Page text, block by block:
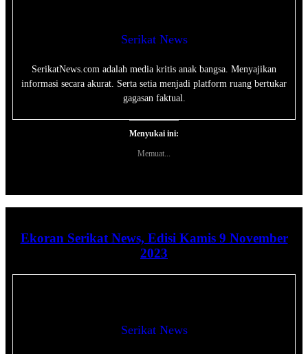
Serikat News
SerikatNews.com adalah media kritis anak bangsa. Menyajikan
informasi secara akurat. Serta setia menjadi platform ruang bertukar
gagasan faktual.
Menyukai ini:
Memuat...
Ekoran Serikat News, Edisi Kamis 9 November
2023
Serikat News